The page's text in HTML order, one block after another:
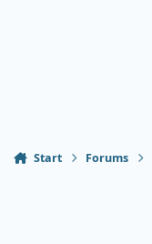
Start Forums